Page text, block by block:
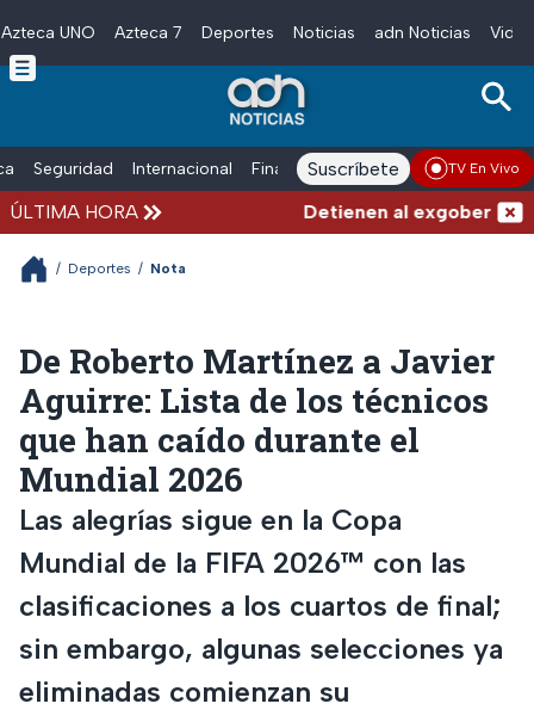
Skip to main content
Azteca UNO Azteca 7 Deportes Noticias adn Noticias
Seguridad Internacional Finanzas adn Noticias Radio
Suscríbete TV En Vivo
ÚLTIMA HORA Detienen al exgobernador
/ Deportes / Nota
De Roberto Martínez a Javier
Aguirre: Lista de los técnicos
que han caído durante el
Mundial 2026
Las alegrías sigue en la Copa
Mundial de la FIFA 2026™ con las
clasificaciones a los cuartos de final;
sin embargo, algunas selecciones ya
eliminadas comienzan su